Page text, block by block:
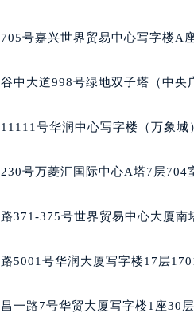
碑林区南关正街88号华侨城长
路南区新华东道100号万达广
古自治区呼和浩特市玉泉区大学
解放碑渝中区民权路28号英利
省鹤岗市向阳区红军路宝玑售
省鸡西市鸡冠区红军路宝玑售
江省牡丹江市东安区太平路宝玑
号嘉兴世界贸易中心写字楼A
中大道998号绿地双子塔（中央
号华润中心写字楼（万象城
号万菱汇国际中心A塔7层704
371-375号世界贸易中心大厦南
5001号华润大厦写字楼17层
一路7号华贸大厦写字楼1座30